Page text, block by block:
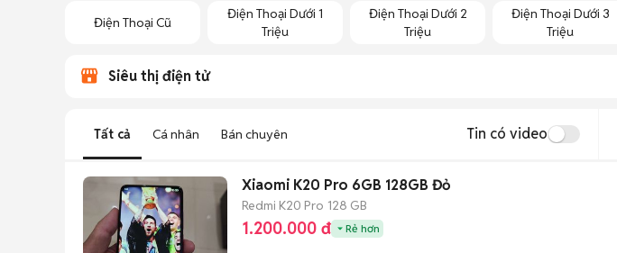
Điện Thoại Cũ
Điện Thoại Dưới 1
Triệu
Điện Thoại Dưới 2
Triệu
Điện Thoại Dưới 3
Triệu
Siêu thị điện tử
Tất cả Cá nhân Bán chuyên Tin có video
Xiaomi K20 Pro 6GB 128GB Đỏ
Redmi K20 Pro 128 GB
1.200.000 đ Rẻ hơn